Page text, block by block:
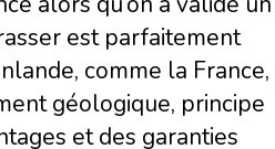
est parfaitement
comme la France,
géologique, principe
et des garanties